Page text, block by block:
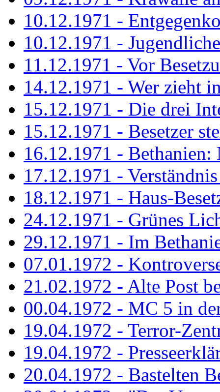
10.12.1971 -
10.12.1971 -
11.12.1971 - Vor
14.12.1971 - Wer zieht
15.12.1971 - Die drei
15.12.1971 - Besetzer
16.12.1971 - Bethanien:
17.12.1971 -
18.12.1971 - Haus-
24.12.1971 - Grünes
29.12.1971 - Im
07.01.1972 -
21.02.1972 - Alte Post
00.04.1972 - MC 5 in
19.04.1972 - Terror-
19.04.1972 -
20.04.1972 - Bastelten